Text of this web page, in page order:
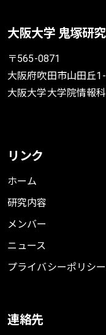
大阪大学 鬼塚研
〒565-0871
大阪府吹田市山田丘
大阪大学大学院情報
リンク
ホーム
研究内容
メンバー
ニュース
プライバシーポリシー
連絡先